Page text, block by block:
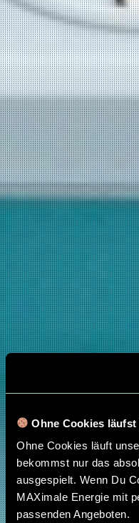
Ohne Cookies
Ohne Cookies läuft
bekommst nur das
ausgespielt. Wenn Du
MAXimale Energie mit
passenden Angeboten.